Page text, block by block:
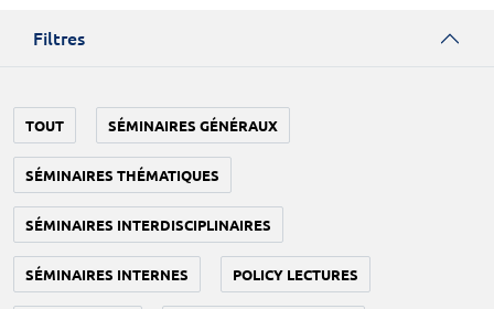
Filtres
TOUT SÉMINAIRES GÉNÉRAUX
SÉMINAIRES THÉMATIQUES
SÉMINAIRES INTERDISCIPLINAIRES
SÉMINAIRES INTERNES POLICY LECTURES